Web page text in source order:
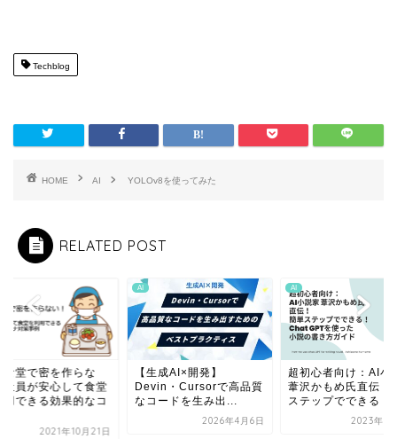
Techblog
HOME AI YOLOv8を使ってみた
RELATED POST
食堂で密を作らな
社員が安心して食堂
用できる効果的なコ
2021年10月21日
AI
【生成AI×開発】
Devin・Cursorで高品質
なコードを生み出...
2026年4月6日
AI
超初心者向け：AI小
葦沢かもめ氏直伝！
ステップでできる！
2023年3